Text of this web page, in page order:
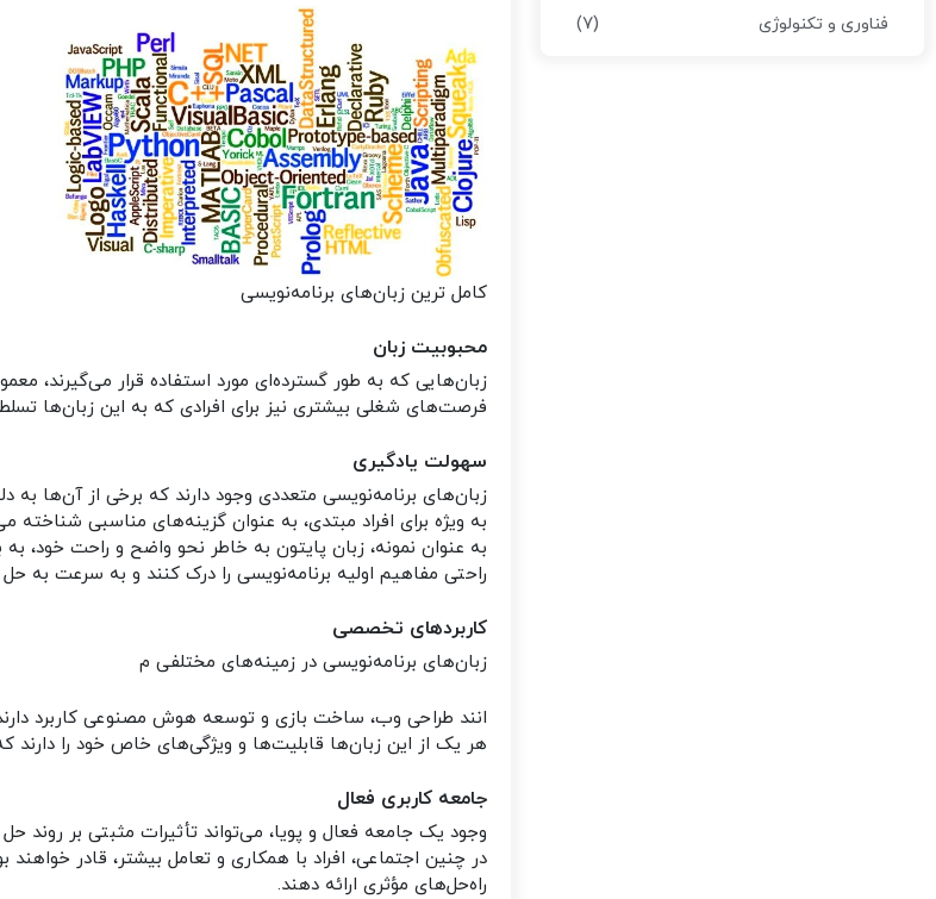
فناوری و تکنولوژی (۷)
کامل ترین زبان‌های برنامه‌نویسی
محبوبیت زبان
زبان‌هایی که به طور گسترده‌ای مورد استفاده قرار می‌گیرند،
فرصت‌های شغلی بیشتری نیز برای افرادی که به این زبان‌ها
سهولت یادگیری
زبان‌های برنامه‌نویسی متعددی وجود دارند که برخی از آن‌ها به
به ویژه برای افراد مبتدی، به عنوان گزینه‌های مناسبی شناخته
به عنوان نمونه، زبان پایتون به خاطر نحو واضح و راحت خود، به
راحتی مفاهیم اولیه برنامه‌نویسی را درک کنند و به سرعت به حل
کاربردهای تخصصی
زبان‌های برنامه‌نویسی در زمینه‌های مختلفی م
انند طراحی وب، ساخت بازی و توسعه هوش مصنوعی کاربرد
هر یک از این زبان‌ها قابلیت‌ها و ویژگی‌های خاص خود را دارند
جامعه کاربری فعال
وجود یک جامعه فعال و پویا، می‌تواند تأثیرات مثبتی بر روند
در چنین اجتماعی، افراد با همکاری و تعامل بیشتر، قادر
راه‌حل‌های مؤثری ارائه دهند.